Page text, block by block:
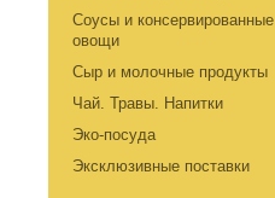
Соусы и консервированные
овощи
Сыр и молочные продукты
Чай. Травы. Напитки
Эко-посуда
Эксклюзивные поставки